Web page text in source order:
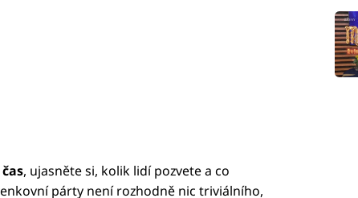
, ujasněte si, kolik lidí pozvete a co
párty není rozhodně nic triviálního,